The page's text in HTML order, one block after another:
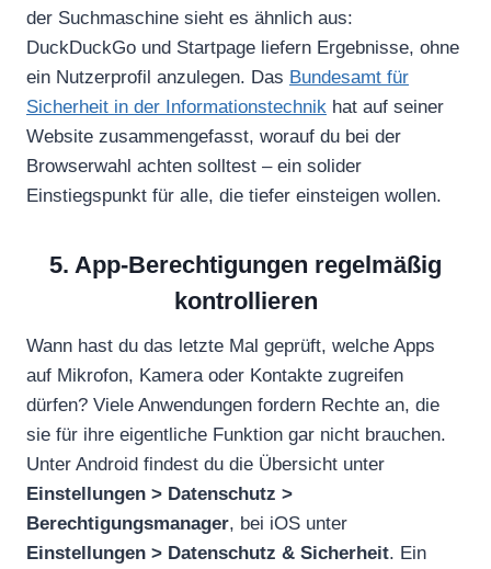
der Suchmaschine sieht es ähnlich aus:
DuckDuckGo und Startpage liefern Ergebnisse, ohne
ein Nutzerprofil anzulegen. Das Bundesamt für
Sicherheit in der Informationstechnik hat auf seiner
Website zusammengefasst, worauf du bei der
Browserwahl achten solltest – ein solider
Einstiegspunkt für alle, die tiefer einsteigen wollen.
5. App-Berechtigungen regelmäßig
kontrollieren
Wann hast du das letzte Mal geprüft, welche Apps
auf Mikrofon, Kamera oder Kontakte zugreifen
dürfen? Viele Anwendungen fordern Rechte an, die
sie für ihre eigentliche Funktion gar nicht brauchen.
Unter Android findest du die Übersicht unter
Einstellungen > Datenschutz >
Berechtigungsmanager, bei iOS unter
Einstellungen > Datenschutz & Sicherheit. Ein